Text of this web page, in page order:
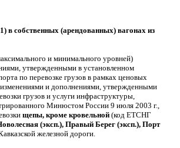
в собственных (арендованных) вагонах из
и минимального уровней)
утвержденными в установленном
по перевозке грузов в рамках ценовых
и дополнениями, утвержденными
грузов и услуги инфраструктуры,
Минюстом России 9 июля 2003 г.,
щепы, кроме кровельной (код ЕТСНГ
(эксп.), Правый Берег (эксп.), Порт
железной дороги.